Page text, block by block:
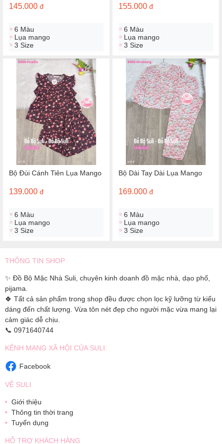
145.000 đ
6 Màu
Lụa mango
3 Size
155.000 đ
6 Màu
Lụa mango
3 Size
Bộ Đùi Cánh Tiên Lụa Mango
139.000 đ
6 Màu
Lụa mango
3 Size
Bộ Dài Tay Dài Lụa Mango
169.000 đ
6 Màu
Lụa mango
3 Size
THÔNG TIN SHOP
✨ Đồ Bộ Mặc Nhà Suli, chuyên kinh doanh đồ mặc nhà, dạo phố,
pijama.
🍀 Tất cả sản phẩm trong shop đều được chọn lọc kỹ lưỡng từ kiểu
dáng đến chất lượng. Vừa tôn nét đẹp cho người mặc vừa mang lại
cảm giác dễ chịu.
📞 0971640744
KÊNH MẠNG XÃ HỘI CỦA SULI:
Facebook
VỀ SULI
Giới thiệu
Thông tin thời trang
Tuyển dụng
HỖ TRỢ KHÁCH HÀNG